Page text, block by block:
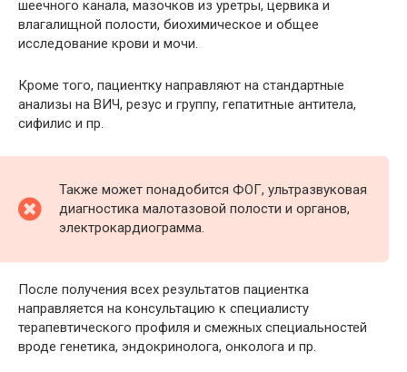
шеечного канала, мазочков из уретры, цервика и
влагалищной полости, биохимическое и общее
исследование крови и мочи.
Кроме того, пациентку направляют на стандартные
анализы на ВИЧ, резус и группу, гепатитные антитела,
сифилис и пр.
Также может понадобится ФОГ, ультразвуковая
диагностика малотазовой полости и органов,
электрокардиограмма.
После получения всех результатов пациентка
направляется на консультацию к специалисту
терапевтического профиля и смежных специальностей
вроде генетика, эндокринолога, онколога и пр.